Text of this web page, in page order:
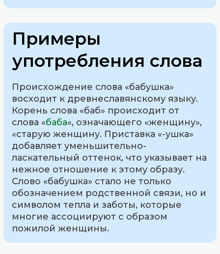
Примеры
употребления слова
Происхождение слова «бабушка»
восходит к древнеславянскому языку.
Корень слова «баб» происходит от
слова «баба«, означающего «женщину»,
«старую женщину. Приставка «-ушка»
добавляет уменьшительно-
ласкательный оттенок, что указывает на
нежное отношение к этому образу.
Слово «бабушка» стало не только
обозначением родственной связи, но и
символом тепла и заботы, которые
многие ассоциируют с образом
пожилой женщины.